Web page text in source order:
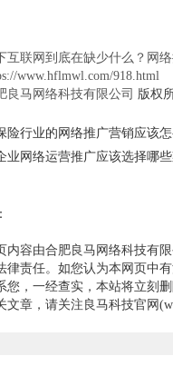
互联网到底在缺少什么？网
www.hflmwl.com/918.html
良马网络科技有限公司 版权
险行业的网络推广营销应该
业网络运营推广应该选择哪
内容由合肥良马网络科技有
律责任。如您认为本网页中
您，一经查实，本站将立刻
文章，请关注良马科技官网